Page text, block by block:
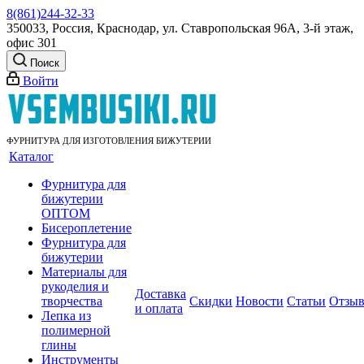
8(861)244-32-33
350033, Россия, Краснодар, ул. Ставропольская 96А, 3-й этаж,
офис 301
Поиск
Войти
ФУРНИТУРА ДЛЯ ИЗГОТОВЛЕНИЯ БИЖУТЕРИИ
Каталог
Фурнитура для
бижутерии
ОПТОМ
Бисероплетение
Фурнитура для
бижутерии
Материалы для
рукоделия и
творчества
Лепка из
полимерной
глины
Инструменты
Доставка
и оплата
Скидки Новости Статьи